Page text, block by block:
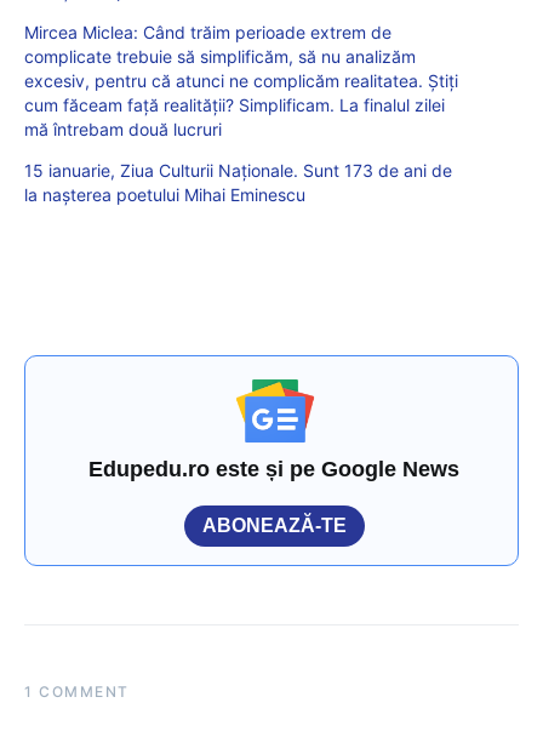
Mircea Miclea: Când trăim perioade extrem de
complicate trebuie să simplificăm, să nu analizăm
excesiv, pentru că atunci ne complicăm realitatea. Știți
cum făceam față realității? Simplificam. La finalul zilei
mă întrebam două lucruri
15 ianuarie, Ziua Culturii Naționale. Sunt 173 de ani de
la nașterea poetului Mihai Eminescu
Edupedu.ro este și pe Google News
ABONEAZĂ-TE
1 COMMENT